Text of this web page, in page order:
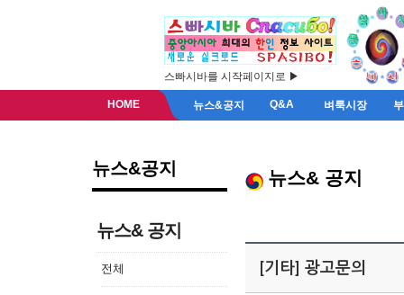
스빠시바를 시작페이지로 ▶
HOME 뉴스&공지 Q&A 벼룩시장
뉴스&공지
뉴스& 공지
전체
뉴스& 공지
[기타] 광고문의